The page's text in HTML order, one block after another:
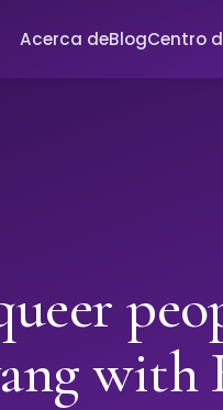
Acerca deBlogCentro